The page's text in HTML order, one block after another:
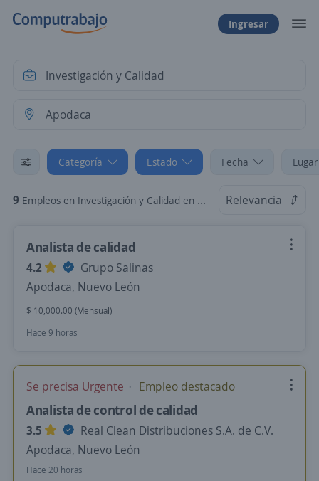
Ingresar
Categoría Estado Fecha
9 Empleos en Investigación y Calidad en Apodaca, Nuevo León Relevancia
Analista de calidad
4.2
Grupo Salinas
Apodaca, Nuevo León
$ 10,000.00 (Mensual)
Hace 9 horas
Se precisa Urgente Empleo destacado
Analista de control de calidad
3.5
Real Clean Distribuciones S.A. de C.V.
Apodaca, Nuevo León
Hace 20 horas